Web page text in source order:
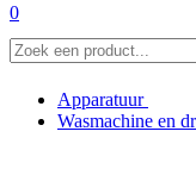
0
Apparatuur
Wasmachine en